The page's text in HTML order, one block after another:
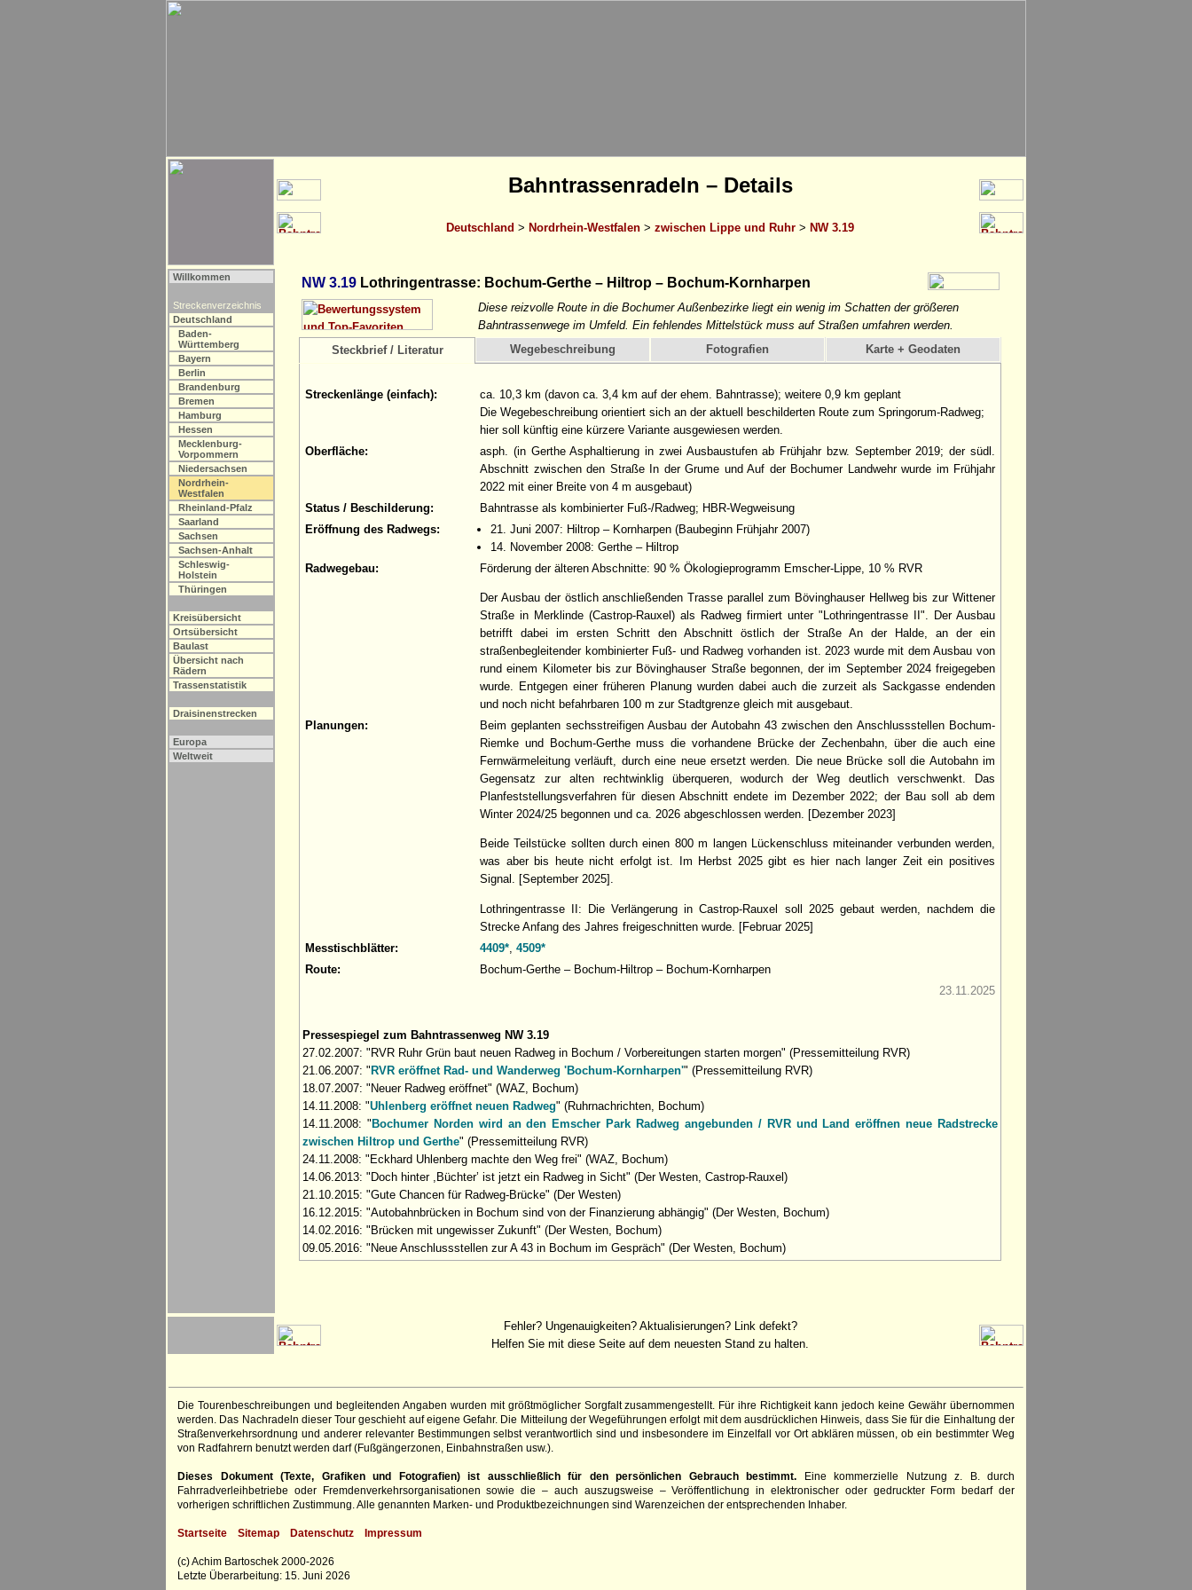
Bahntrassenradeln – Details
Deutschland > Nordrhein-Westfalen > zwischen Lippe und Ruhr > NW 3.19
Willkommen
Streckenverzeichnis
Deutschland
Baden-
Württemberg
Bayern
Berlin
Brandenburg
Bremen
Hamburg
Hessen
Mecklenburg-
Vorpommern
Niedersachsen
Nordrhein-
Westfalen
Rheinland-Pfalz
Saarland
Sachsen
Sachsen-Anhalt
Schleswig-
Holstein
Thüringen
Kreisübersicht
Ortsübersicht
Baulast
Übersicht nach
Rädern
Trassenstatistik
Draisinenstrecken
Europa
Weltweit
NW 3.19 Lothringentrasse: Bochum-Gerthe – Hiltrop – Bochum-Kornharpen
Diese reizvolle Route in die Bochumer Außenbezirke liegt ein wenig im Schatten der größeren
Bahntrassenwege im Umfeld. Ein fehlendes Mittelstück muss auf Straßen umfahren werden.
Steckbrief / Literatur
Wegebeschreibung Fotografien Karte + Geodaten
Streckenlänge (einfach):
ca. 10,3 km (davon ca. 3,4 km auf der ehem. Bahntrasse); weitere 0,9 km geplant
Die Wegebeschreibung orientiert sich an der aktuell beschilderten Route zum Springorum-Radweg;
hier soll künftig eine kürzere Variante ausgewiesen werden.
Oberfläche:
asph. (in Gerthe Asphaltierung in zwei Ausbaustufen ab Frühjahr bzw. September 2019; der südl.
Abschnitt zwischen den Straße In der Grume und Auf der Bochumer Landwehr wurde im Frühjahr
2022 mit einer Breite von 4 m ausgebaut)
Status / Beschilderung:
Bahntrasse als kombinierter Fuß-/Radweg; HBR-Wegweisung
Eröffnung des Radwegs:
21. Juni 2007: Hiltrop – Kornharpen (Baubeginn Frühjahr 2007)
14. November 2008: Gerthe – Hiltrop
Radwegebau:
Förderung der älteren Abschnitte: 90 % Ökologieprogramm Emscher-Lippe, 10 % RVR
Der Ausbau der östlich anschließenden Trasse parallel zum Bövinghauser Hellweg bis zur Wittener
Straße in Merklinde (Castrop-Rauxel) als Radweg firmiert unter "Lothringentrasse II". Der Ausbau
betrifft dabei im ersten Schritt den Abschnitt östlich der Straße An der Halde, an der ein
straßenbegleitender kombinierter Fuß- und Radweg vorhanden ist. 2023 wurde mit dem Ausbau von
rund einem Kilometer bis zur Bövinghauser Straße begonnen, der im September 2024 freigegeben
wurde. Entgegen einer früheren Planung wurden dabei auch die zurzeit als Sackgasse endenden
und noch nicht befahrbaren 100 m zur Stadtgrenze gleich mit ausgebaut.
Planungen:
Beim geplanten sechsstreifigen Ausbau der Autobahn 43 zwischen den Anschlussstellen Bochum-
Riemke und Bochum-Gerthe muss die vorhandene Brücke der Zechenbahn, über die auch eine
Fernwärmeleitung verläuft, durch eine neue ersetzt werden. Die neue Brücke soll die Autobahn im
Gegensatz zur alten rechtwinklig überqueren, wodurch der Weg deutlich verschwenkt. Das
Planfeststellungsverfahren für diesen Abschnitt endete im Dezember 2022; der Bau soll ab dem
Winter 2024/25 begonnen und ca. 2026 abgeschlossen werden. [Dezember 2023]
Beide Teilstücke sollten durch einen 800 m langen Lückenschluss miteinander verbunden werden,
was aber bis heute nicht erfolgt ist. Im Herbst 2025 gibt es hier nach langer Zeit ein positives
Signal. [September 2025].
Lothringentrasse II: Die Verlängerung in Castrop-Rauxel soll 2025 gebaut werden, nachdem die
Strecke Anfang des Jahres freigeschnitten wurde. [Februar 2025]
Messtischblätter:
4409*, 4509*
Route:
Bochum-Gerthe – Bochum-Hiltrop – Bochum-Kornharpen
23.11.2025
Pressespiegel zum Bahntrassenweg NW 3.19
27.02.2007: "RVR Ruhr Grün baut neuen Radweg in Bochum / Vorbereitungen starten morgen" (Pressemitteilung RVR)
21.06.2007: "RVR eröffnet Rad- und Wanderweg 'Bochum-Kornharpen'" (Pressemitteilung RVR)
18.07.2007: "Neuer Radweg eröffnet" (WAZ, Bochum)
14.11.2008: "Uhlenberg eröffnet neuen Radweg" (Ruhrnachrichten, Bochum)
14.11.2008: "Bochumer Norden wird an den Emscher Park Radweg angebunden / RVR und Land eröffnen neue Radstrecke
zwischen Hiltrop und Gerthe" (Pressemitteilung RVR)
24.11.2008: "Eckhard Uhlenberg machte den Weg frei" (WAZ, Bochum)
14.06.2013: "Doch hinter ,Büchter’ ist jetzt ein Radweg in Sicht" (Der Westen, Castrop-Rauxel)
21.10.2015: "Gute Chancen für Radweg-Brücke" (Der Westen)
16.12.2015: "Autobahnbrücken in Bochum sind von der Finanzierung abhängig" (Der Westen, Bochum)
14.02.2016: "Brücken mit ungewisser Zukunft" (Der Westen, Bochum)
09.05.2016: "Neue Anschlussstellen zur A 43 in Bochum im Gespräch" (Der Westen, Bochum)
Fehler? Ungenauigkeiten? Aktualisierungen? Link defekt?
Helfen Sie mit diese Seite auf dem neuesten Stand zu halten.
Die Tourenbeschreibungen und begleitenden Angaben wurden mit größtmöglicher Sorgfalt zusammengestellt. Für ihre Richtigkeit kann jedoch keine Gewähr übernommen
werden. Das Nachradeln dieser Tour geschieht auf eigene Gefahr. Die Mitteilung der Wegeführungen erfolgt mit dem ausdrücklichen Hinweis, dass Sie für die Einhaltung der
Straßenverkehrsordnung und anderer relevanter Bestimmungen selbst verantwortlich sind und insbesondere im Einzelfall vor Ort abklären müssen, ob ein bestimmter Weg
von Radfahrern benutzt werden darf (Fußgängerzonen, Einbahnstraßen usw.).
Dieses Dokument (Texte, Grafiken und Fotografien) ist ausschließlich für den persönlichen Gebrauch bestimmt. Eine kommerzielle Nutzung z. B. durch
Fahrradverleihbetriebe oder Fremdenverkehrsorganisationen sowie die – auch auszugsweise – Veröffentlichung in elektronischer oder gedruckter Form bedarf der
vorherigen schriftlichen Zustimmung. Alle genannten Marken- und Produktbezeichnungen sind Warenzeichen der entsprechenden Inhaber.
Startseite Sitemap Datenschutz Impressum
(c) Achim Bartoschek 2000-2026
Letzte Überarbeitung: 15. Juni 2026